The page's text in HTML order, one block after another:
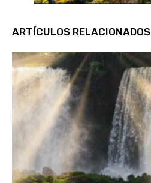
ARTÍCULOS RELACIONADOS